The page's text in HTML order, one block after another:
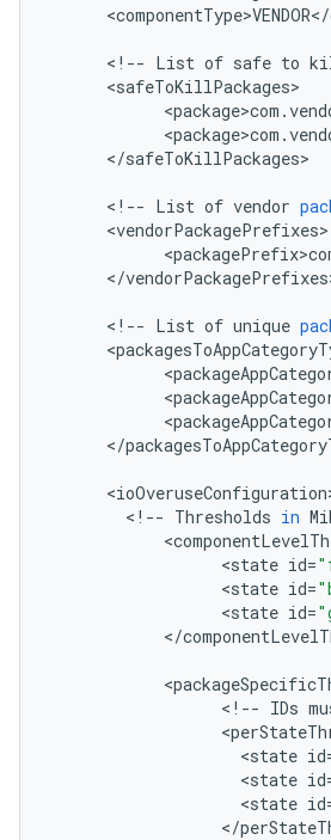
<componentType>VENDOR</
< ! -- List of safe to
<safeToKillPackages
<package>com .
<package>com .
</safeToKillPackages>
< ! -- List of vendor
<vendorPackagePrefixes
<
</vendorPackagePrefixes
< ! -- List of unique
<
<
<
<
</
<ioOveruseConfiguration
< ! -- Thresholds in
<
<state id=
<state id=
<state id=
</
<
< ! -- IDs
<
<state id
<state id
<state id
</